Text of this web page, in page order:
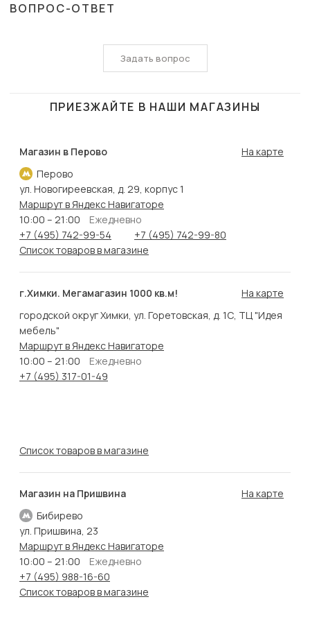
ВОПРОС-ОТВЕТ
Задать вопрос
ПРИЕЗЖАЙТЕ В НАШИ МАГАЗИНЫ
Магазин в Перово
Перово
На карте
ул. Новогиреевская, д. 29, корпус 1
Маршрут в Яндекс Навигаторе
10:00 – 21:00
Ежедневно
+7 (495) 742-99-54
+7 (495) 742-99-80
Список товаров в магазине
г.Химки. Мегамагазин 1000 кв.м!
На карте
городской округ Химки, ул. Горетовская, д. 1С, ТЦ "Идея
мебель"
Маршрут в Яндекс Навигаторе
10:00 – 21:00
Ежедневно
+7 (495) 317-01-49
Список товаров в магазине
Магазин на Пришвина
Бибирево
На карте
ул. Пришвина, 23
Маршрут в Яндекс Навигаторе
10:00 – 21:00
Ежедневно
+7 (495) 988-16-60
Список товаров в магазине